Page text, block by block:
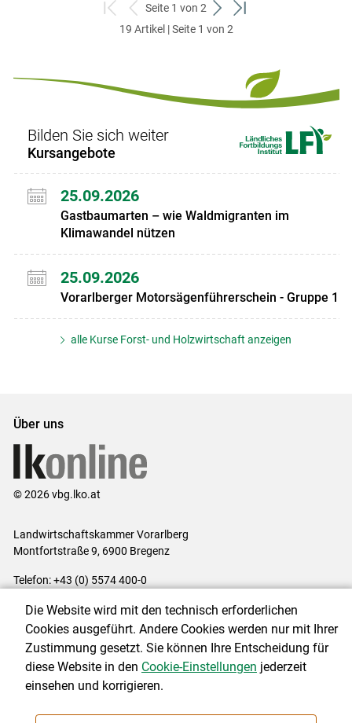
zum
ersten
zurück
zum
Seite 1 von 2
weiter
zum
zum
19 Artikel | Seite 1 von 2
Bilden Sie sich weiter
Kursangebote
25.09.2026
Gastbaumarten – wie Waldmigranten im
Klimawandel nützen
25.09.2026
Vorarlberger Motorsägenführerschein - Gruppe 1
alle Kurse Forst- und Holzwirtschaft anzeigen
Über uns
© 2026 vbg.lko.at
Landwirtschaftskammer Vorarlberg
Montfortstraße 9, 6900 Bregenz
Telefon: +43 (0) 5574 400-0
Impressum|Kontakt|Datenschutzerklärung|Barrierefreiheit|
Cookie-Einstellungen
NEWSLETTER
Die Website wird mit den technisch erforderlichen
Cookies ausgeführt. Andere Cookies werden nur mit Ihrer
Zustimmung gesetzt. Sie können Ihre Entscheidung für
diese Website in den Cookie-Einstellungen jederzeit
einsehen und korrigieren.